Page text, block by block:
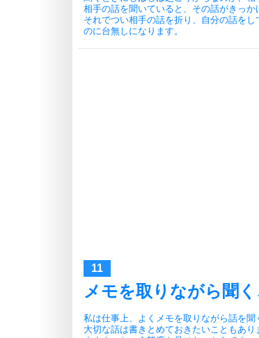
相手の話を聞いていると、その話がきっか
それでつい相手の話を折り、自分の話を
のに台無しになります。
メモを取りながら聞
私は仕事上、よくメモを取りながら話を聞
大切な話は書きとめておきたいこともあ